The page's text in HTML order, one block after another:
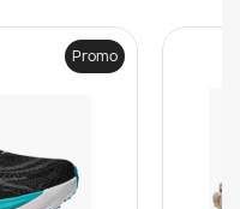
Promo